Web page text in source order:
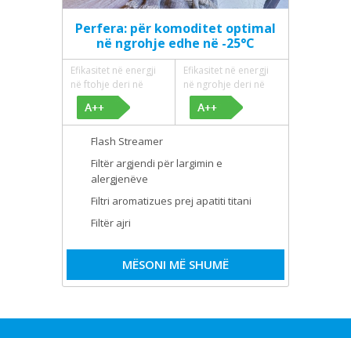
Perfera: për komoditet optimal
në ngrohje edhe në -25°C​
Efikasitet në energji
në ftohje deri në
Efikasitet në energji
në ngrohje deri në
Flash Streamer
Filtër argjendi për largimin e
alergjenëve
Filtri aromatizues prej apatiti titani
Filtër ajri
MËSONI MË SHUMË